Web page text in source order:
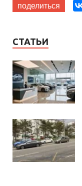
поделиться
СТАТЬИ